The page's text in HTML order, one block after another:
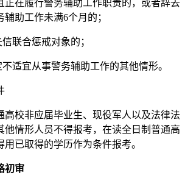
正在履行警务辅助工作职责的，或者辞去
助工作未满6个月的；
合惩戒对象的；
宜从事警务辅助工作的其他情形。
校非应届毕业生、现役军人以及法律法
他情形人员不得报考，在读全日制普通高
已取得的学历作为条件报考。
初审